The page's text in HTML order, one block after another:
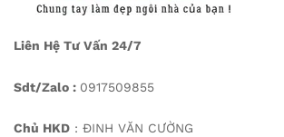
Liên Hệ Tư Vấn 24/7
Sdt/Zalo : 0917509855
Chủ HKD : ĐINH VĂN CƯỜNG